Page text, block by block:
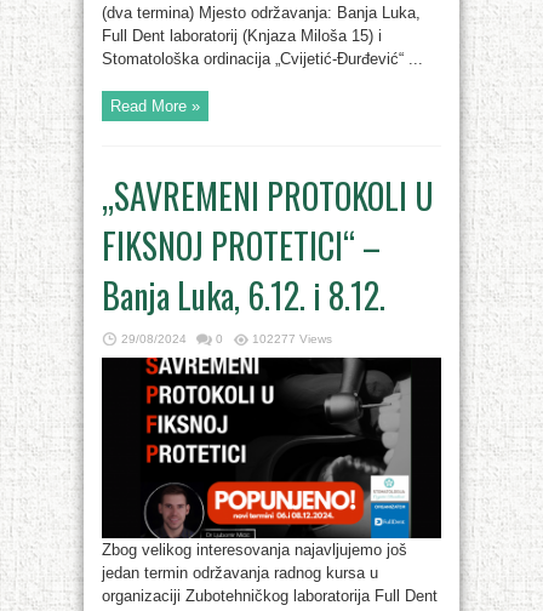
(dva termina) Mjesto održavanja: Banja Luka,
Full Dent laboratorij (Knjaza Miloša 15) i
Stomatološka ordinacija „Cvijetić-Đurđević“ ...
Read More »
„SAVREMENI PROTOKOLI U
FIKSNOJ PROTETICI“ –
Banja Luka, 6.12. i 8.12.
29/08/2024 0 102277 Views
Zbog velikog interesovanja najavljujemo još
jedan termin održavanja radnog kursa u
organizaciji Zubotehničkog laboratorija Full Dent